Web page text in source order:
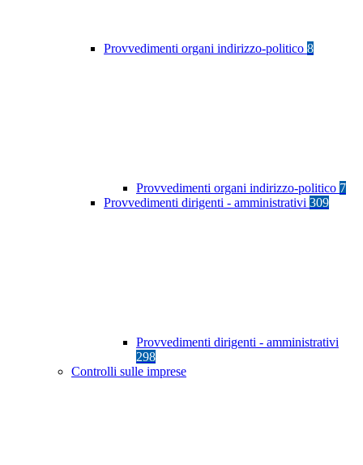
Provvedimenti organi indirizzo-politico 8
Provvedimenti organi indirizzo-politico 7
Provvedimenti dirigenti - amministrativi 309
Provvedimenti dirigenti - amministrativi
298
Controlli sulle imprese